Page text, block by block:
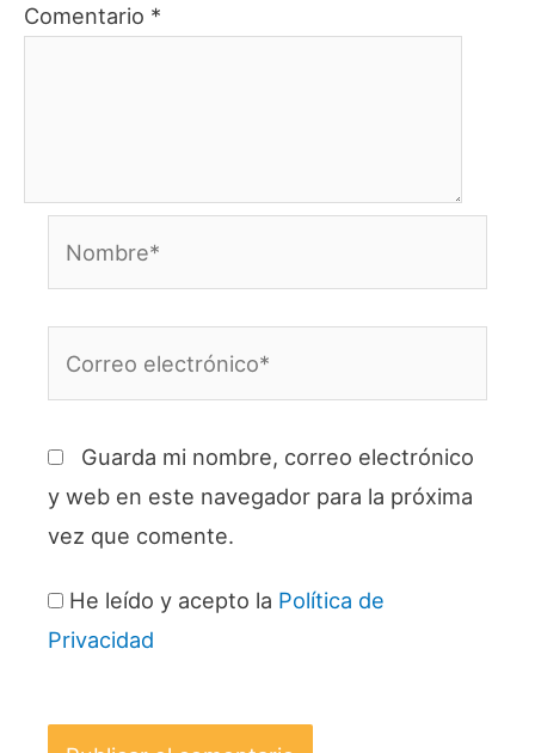
Comentario *
Guarda mi nombre, correo electrónico
y web en este navegador para la próxima
vez que comente.
He leído y acepto la Política de
Privacidad